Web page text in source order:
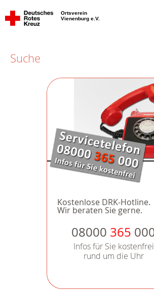
Ortsverein
Vienenburg e.V.
Suche
Kostenlose DRK-Hotline.
Wir beraten Sie gerne.
08000 365
Infos für Sie kostenfrei
rund um die Uhr